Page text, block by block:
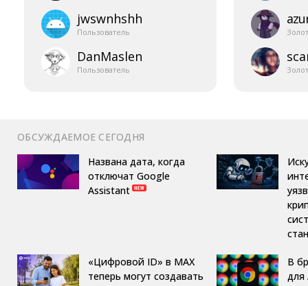
jwswnhshh
Пользователь
DanMaslen
Пользователь
ОБСУЖДАЕМОЕ СЕГОДНЯ
Названа дата, когда
отключат Google
Assistant
«Цифровой ID» в MAX
теперь могут создавать
В
для